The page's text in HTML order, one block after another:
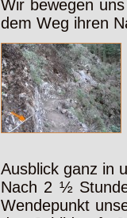
Wir bewegen
dem Weg ihren
Ausblick ganz in
Nach 2 ½
Wendepunkt